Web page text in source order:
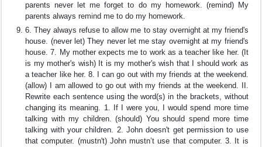
parents never let me forget to do my homework. (remind) My
parents always remind me to do my homework.
6. They always refuse to allow me to stay overnight at my friend's
house. (never let) They never let me stay overnight at my friend's
house. 7. My mother expects me to work as a teacher like her. (It
is my mother's wish) It is my mother's wish that I should work as
a teacher like her. 8. I can go out with my friends at the weekend.
(allow) I am allowed to go out with my friends at the weekend. II.
Rewrite each sentence using the word(s) in the brackets, without
changing its meaning. 1. If I were you, I would spend more time
talking with my children. (should) You should spend more time
talking with your children. 2. John doesn't get permission to use
that computer. (mustn't) John mustn’t use that computer. 3. It is